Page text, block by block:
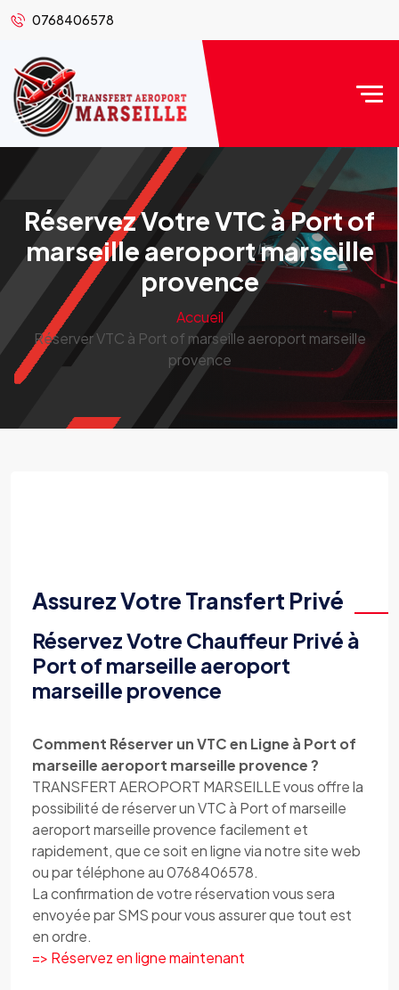
0768406578
Réservez Votre VTC à Port of
marseille aeroport marseille
provence
Accueil
Réserver VTC à Port of marseille aeroport marseille
provence
Assurez Votre Transfert Privé
Réservez Votre Chauffeur Privé à
Port of marseille aeroport
marseille provence
Comment Réserver un VTC en Ligne à Port of
marseille aeroport marseille provence ?
TRANSFERT AEROPORT MARSEILLE vous offre la
possibilité de réserver un VTC à Port of marseille
aeroport marseille provence facilement et
rapidement, que ce soit en ligne via notre site web
ou par téléphone au 0768406578.
La confirmation de votre réservation vous sera
envoyée par SMS pour vous assurer que tout est
en ordre.
=> Réservez en ligne maintenant